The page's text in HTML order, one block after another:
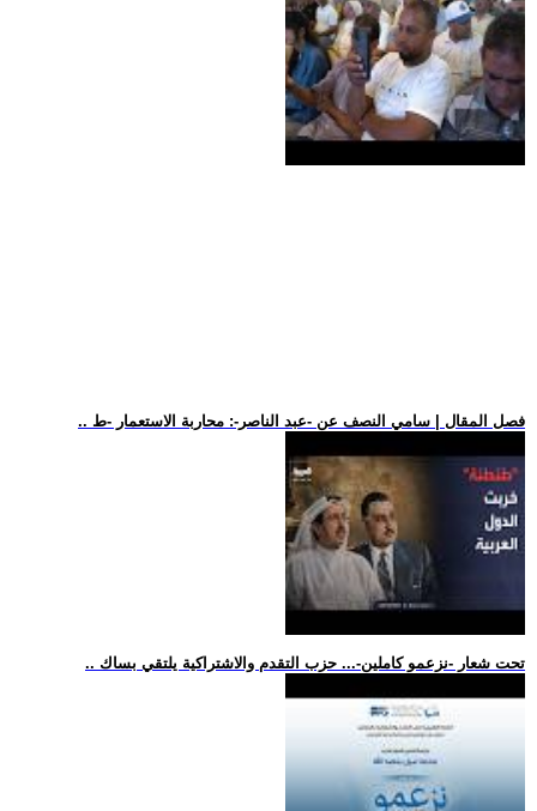
.. فصل المقال | سامي النصف عن -عبد الناصر-: محاربة الاستعمار -ط
.. تحت شعار -نزعمو كاملين-... حزب التقدم والاشتراكية يلتقي بساك